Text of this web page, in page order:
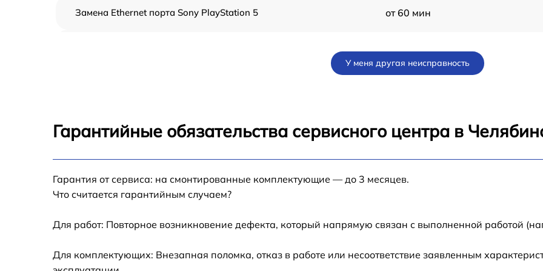
Замена Ethernet порта Sony PlayStation 5 от 60 мин
Замена системы охлаждения Sony
PlayStation 5
от 60 мин
Замена SSD Sony PlayStation 5
У меня другая неисправность
Гарантийные обязательства сервисного центра в
Гарантия от сервиса: на смонтированные комплектующие — до 3 месяцев.
Что считается гарантийным случаем?
Для работ: Повторное возникновение дефекта, который напрямую связан с выполненной работой
Для комплектующих: Внезапная поломка, отказ в работе или несоответствие заявленным